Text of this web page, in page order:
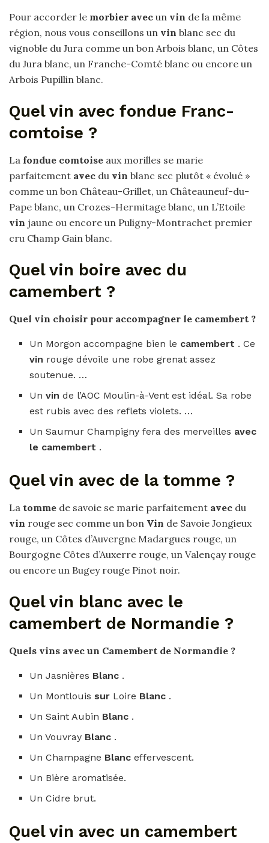
Pour accorder le morbier avec un vin de la même
région, nous vous conseillons un vin blanc sec du
vignoble du Jura comme un bon Arbois blanc, un Côtes
du Jura blanc, un Franche-Comté blanc ou encore un
Arbois Pupillin blanc.
Quel vin avec fondue Franc-
comtoise ?
La fondue comtoise aux morilles se marie
parfaitement avec du vin blanc sec plutôt « évolué »
comme un bon Château-Grillet, un Châteauneuf-du-
Pape blanc, un Crozes-Hermitage blanc, un L’Etoile
vin jaune ou encore un Puligny-Montrachet premier
cru Champ Gain blanc.
Quel vin boire avec du
camembert ?
Quel vin choisir pour accompagner le camembert ?
Un Morgon accompagne bien le camembert . Ce
vin rouge dévoile une robe grenat assez
soutenue. …
Unvinde l’AOC Moulin-à-Vent est idéal. Sa robe
est rubis avec des reflets violets. …
Un Saumur Champigny fera des merveilles avec
le camembert .
Quel vin avec de la tomme ?
La tomme de savoie se marie parfaitement avec du
vin rouge sec comme un bon Vin de Savoie Jongieux
rouge, un Côtes d’Auvergne Madargues rouge, un
Bourgogne Côtes d’Auxerre rouge, un Valençay rouge
ou encore un Bugey rouge Pinot noir.
Quel vin blanc avec le
camembert de Normandie ?
Quels vins avec un Camembert de Normandie ?
Un Jasnières Blanc .
Un Montlouis sur Loire Blanc .
Un Saint Aubin Blanc .
Un Vouvray Blanc .
Un Champagne Blanceffervescent.
Un Bière aromatisée.
Un Cidre brut.
Quel vin avec un camembert